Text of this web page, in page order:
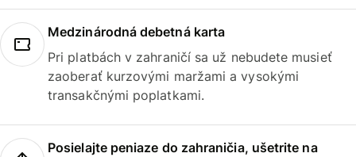
Medzinárodná debetná karta
Pri platbách v zahraničí sa už nebudete musieť
zaoberať kurzovými maržami a vysokými
transakčnými poplatkami.
Posielajte peniaze do zahraničia, ušetrite na